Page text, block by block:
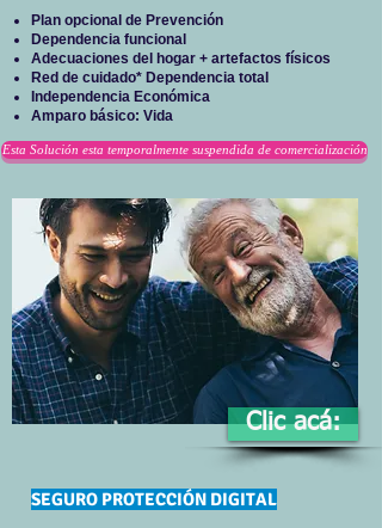
Plan opcional de Prevención
Dependencia funcional
Adecuaciones del hogar + artefactos físicos
Red de cuidado* Dependencia total
Independencia Económica
Amparo básico: Vida
Esta Solución esta temporalmente suspendida de comercialización
Clic acá:
SEGURO PROTECCIÓN DIGITAL